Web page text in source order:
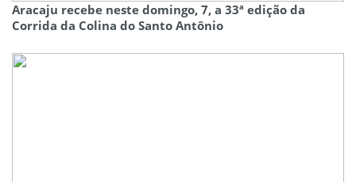
Aracaju recebe neste domingo, 7, a 33ª edição da
Corrida da Colina do Santo Antônio